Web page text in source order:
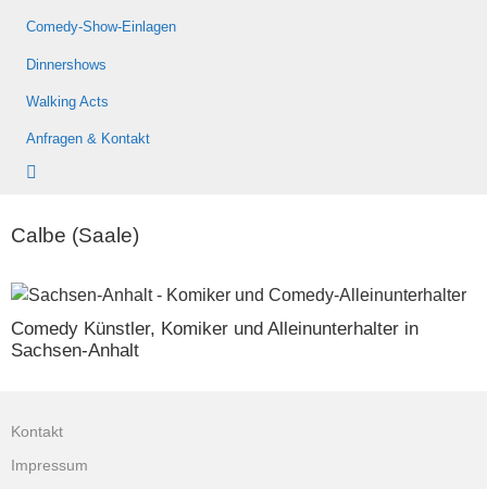
Comedy-Show-Einlagen
Dinnershows
Walking Acts
Anfragen & Kontakt
Calbe (Saale)
Comedy Künstler, Komiker und Alleinunterhalter in
Sachsen-Anhalt
Kontakt
Impressum